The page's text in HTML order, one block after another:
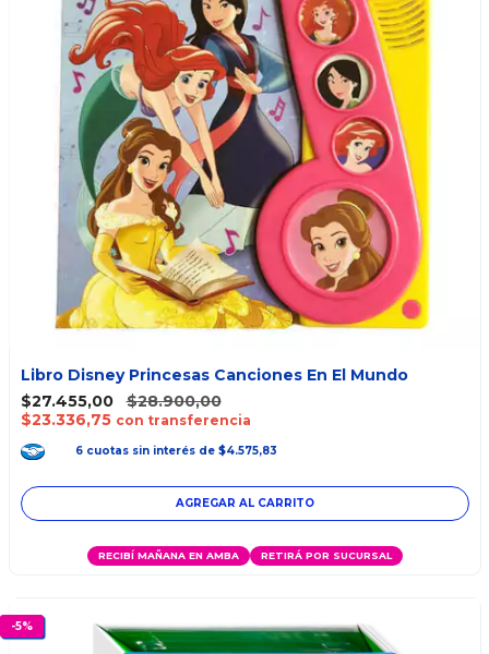
Libro Disney Princesas Canciones En El Mundo
$27.455,00
$28.900,00
$23.336,75 con transferencia
6 cuotas sin interés de $4.575,83
RECIBÍ MAÑANA EN AMBA RETIRÁ POR SUCURSAL
-5%